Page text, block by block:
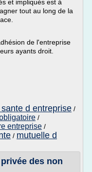
et impliqués est à
tout au long de la
de l'entreprise
ayants droit.
d entreprise /
/
entreprise /
/ mutuelle d
des non